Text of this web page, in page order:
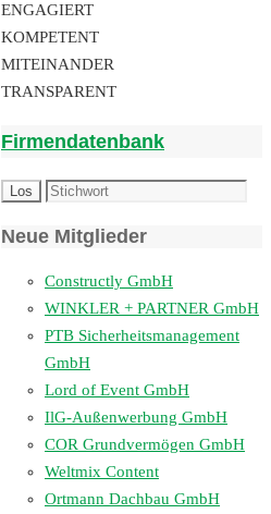
ENGAGIERT
KOMPETENT
MITEINANDER
TRANSPARENT
Firmendatenbank
Neue Mitglieder
Constructly GmbH
WINKLER + PARTNER GmbH
PTB Sicherheitsmanagement
GmbH
Lord of Event GmbH
IlG-Außenwerbung GmbH
COR Grundvermögen GmbH
Weltmix Content
Ortmann Dachbau GmbH